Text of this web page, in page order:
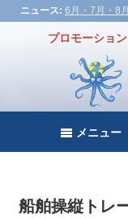
ニュース: 6月・7月・8月のDP
プロモーション
メニュー
船舶操縦トレ